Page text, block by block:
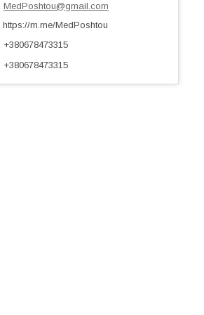
MedPoshtou@gmail.com
https://m.me/MedPoshtou
+380678473315
+380678473315